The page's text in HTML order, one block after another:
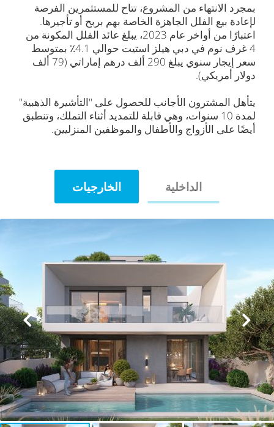
بمجرد الانتهاء من المشروع، تتاح للمستثمرين الفرصة
لإعادة بيع الفلل الجاهزة الخاصة بهم بربح أو تأجيرها.
اعتبارًا من أواخر عام 2023، يبلغ عائد الفلل المكونة من
4 غرف نوم في دبي هيلز استيت حوالي 4.1٪ بمتوسط
سعر إيجار سنوي يبلغ 290 ألف درهم إماراتي (79 ألف
دولار أمريكي).
يتأهل المشترون الأجانب للحصول على "التأشيرة الذهبية"
لمدة 10 سنوات، وهي قابلة للتمديد أثناء التملك، وتنطبق
أيضًا على الأزواج والأطفال والموظفين المنزليين.
الخارجيات الداخلية